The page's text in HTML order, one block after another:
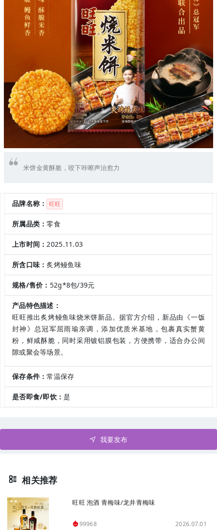
米饼金黄酥脆，咬下咔嚓声治愈力
品牌名称： 旺旺
所属品类：零食
上市时间：2025.11.03
所含口味：炙烤鳗鱼味
规格/售价： 52g*8包/39元
产品特色描述：
旺旺推出炙烤鳗鱼味烧米饼新品。据官方介绍，新品由《一饭
封神》总冠军屈雨瑜亲调，添加优质米基地，包裹真实蟹黄
粉，鲜咸酥脆，同时采用镀铝膜包装，方便携带，适合办公间
隙或聚会等场景。
保存条件：常温保存
是否即食/即饮：是
我要发布
相关推荐
旺旺 泡酒 青梅味/龙井青梅味
99968 2026.07.01